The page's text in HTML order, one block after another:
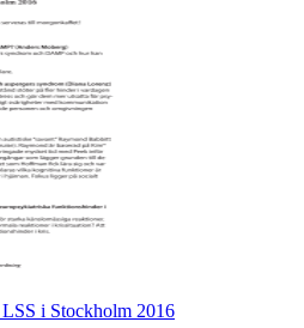
i Stockholm 2016